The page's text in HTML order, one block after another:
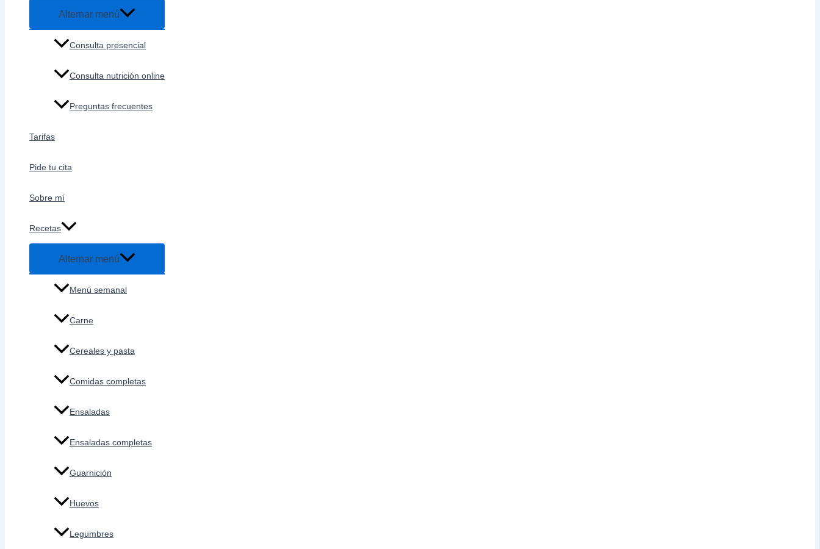
Alternar menú
Consulta presencial
Consulta nutrición online
Preguntas frecuentes
Tarifas
Pide tu cita
Sobre mí
Recetas
Alternar menú
Menú semanal
Carne
Cereales y pasta
Comidas completas
Ensaladas
Ensaladas completas
Guarnición
Huevos
Legumbres